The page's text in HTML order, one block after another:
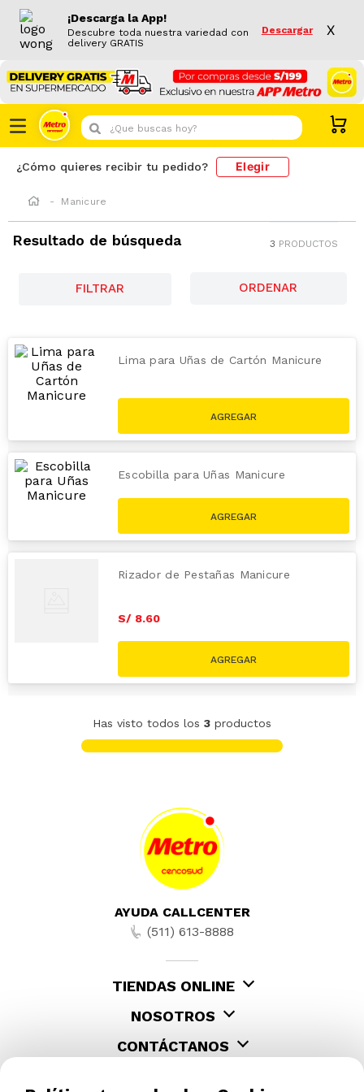
¡Descarga la App!
Descubre toda nuestra variedad con
delivery GRATIS
Descargar X
¿Que buscas hoy?
¿Cómo quieres recibir tu pedido? Elegir
Manicure
Resultado de búsqueda 3 PRODUCTOS
FILTRAR
Lima para Uñas de Cartón Manicure
S/
Escobilla para Uñas Manicure
Rizador de Pestañas Manicure
S/ 8.60
Has visto todos los 3 productos
AYUDA CALLCENTER
(511) 613-8888
TIENDAS ONLINE
NOSOTROS
CONTÁCTANOS